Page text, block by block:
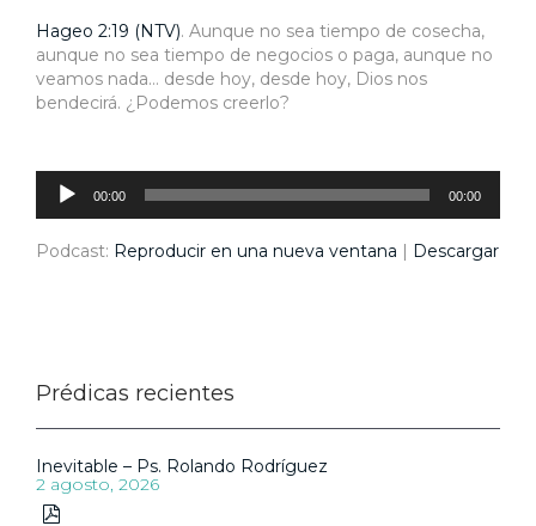
Hageo 2:19 (NTV). Aunque no sea tiempo de cosecha,
aunque no sea tiempo de negocios o paga, aunque no
veamos nada… desde hoy, desde hoy, Dios nos
bendecirá. ¿Podemos creerlo?
Reproductor
audio 00:00 00:00
Podcast: Reproducir en una nueva ventana | Descargar
Prédicas recientes
Inevitable – Ps. Rolando Rodríguez
2 agosto, 2026
